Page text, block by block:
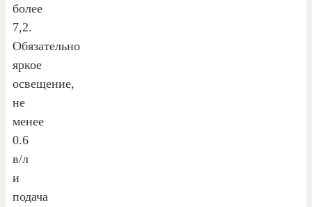
более
7,2.
Обязательно
яркое
освещение,
не
менее
0.6
в/л
и
подача